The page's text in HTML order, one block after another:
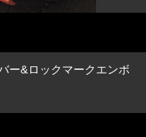
ー&ロックマークエンボ